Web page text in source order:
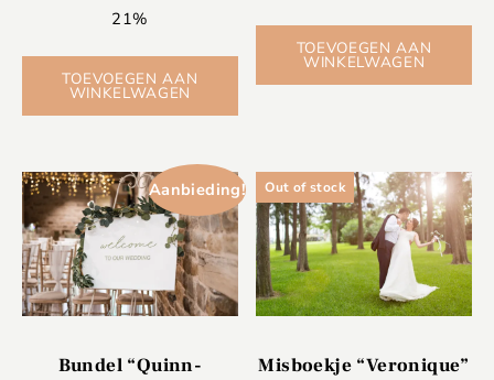
21%
TOEVOEGEN AAN
WINKELWAGEN
TOEVOEGEN AAN
WINKELWAGEN
Aanbieding!
Bundel “Quinn-
Out of stock
Misboekje “Veronique”